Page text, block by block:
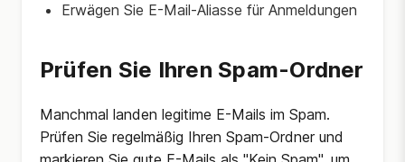
Erwägen Sie E-Mail-Aliasse für Anmeldungen
Prüfen Sie Ihren Spam-Ordner
Manchmal landen legitime E-Mails im Spam.
Prüfen Sie regelmäßig Ihren Spam-Ordner und